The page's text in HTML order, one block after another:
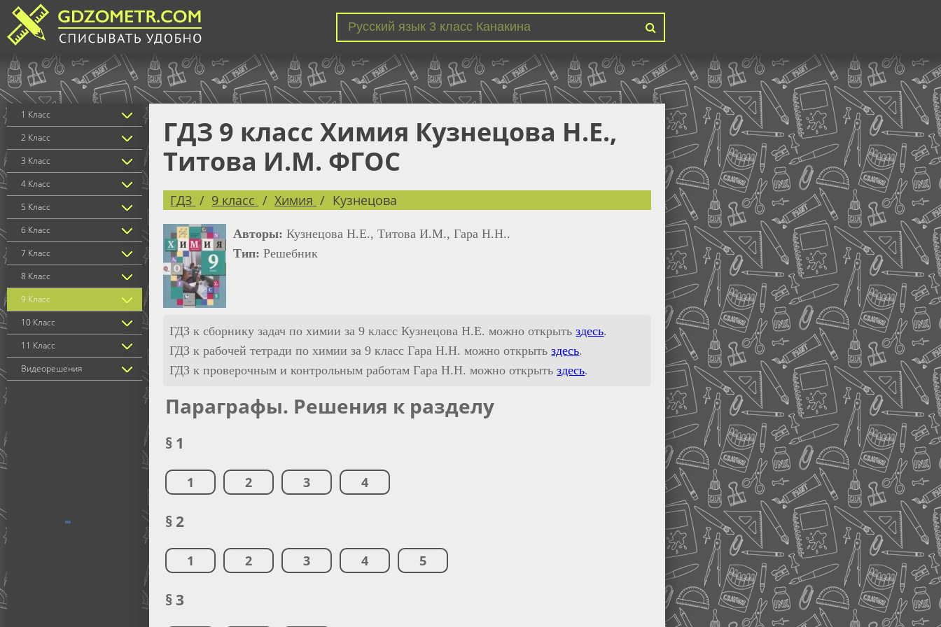
1 Класс
2 Класс
3 Класс
4 Класс
5 Класс
6 Класс
7 Класс
8 Класс
9 Класс
10 Класс
11 Класс
Видеорешения
ГДЗ 9 класс Химия Кузнецова Н.Е.,
Титова И.М. ФГОС
ГДЗ 9 класс Химия Кузнецова
Авторы:Кузнецова Н.Е., Титова И.М., Гара Н.Н..
Тип: Решебник
ГДЗ к сборнику задач по химии за 9 класс Кузнецова Н.Е. можно открытьздесь.
ГДЗ к рабочей тетради по химии за 9 класс Гара Н.Н. можно открытьздесь.
ГДЗ к проверочным и контрольным работам Гара Н.Н. можно открытьздесь.
Параграфы. Решения к разделу
§ 1
1 2 3 4
§ 2
1 2 3 4 5
§ 3